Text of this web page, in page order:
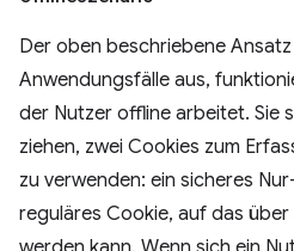
Der oben beschriebene
Anwendungsfälle aus,
der Nutzer offline arbeitet. Sie
ziehen, zwei Cookies zum
zu verwenden: ein sicheres
reguläres Cookie, auf das